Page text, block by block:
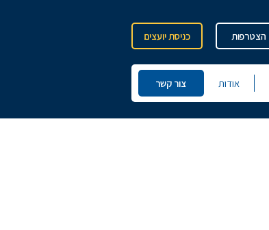
הצטרפות כניסת יועצים
אודות צור קשר